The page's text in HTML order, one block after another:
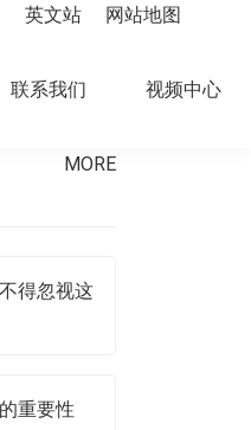
网站地图
英文站
联系我们 视频中心
MORE
得忽视这
重要性